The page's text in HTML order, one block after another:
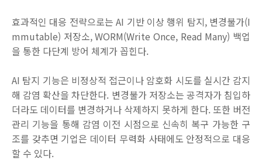
효과적인 대응 전략으로는 AI 기반 이상 행위 탐지, 변경불가(I
mmutable) 저장소, WORM(Write Once, Read Many) 백업
을 통한 다단계 방어 체계가 꼽힌다.
AI 탐지 기능은 비정상적 접근이나 암호화 시도를 실시간 감지
해 감염 확산을 차단한다. 변경불가 저장소는 공격자가 침입하
더라도 데이터를 변경하거나 삭제하지 못하게 한다. 또한 버전
관리 기능을 통해 감염 이전 시점으로 신속히 복구 가능한 구
조를 갖추면 기업은 데이터 무력화 사태에도 안정적으로 대응
할 수 있다.